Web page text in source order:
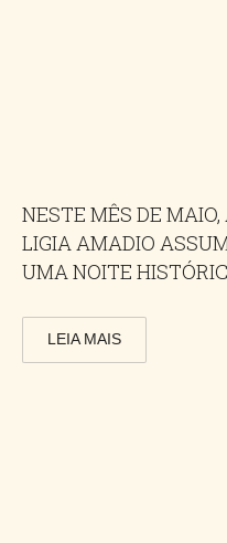
NESTE MÊS DE
LIGIA AMADIO
UMA NOITE
LEIA MAIS